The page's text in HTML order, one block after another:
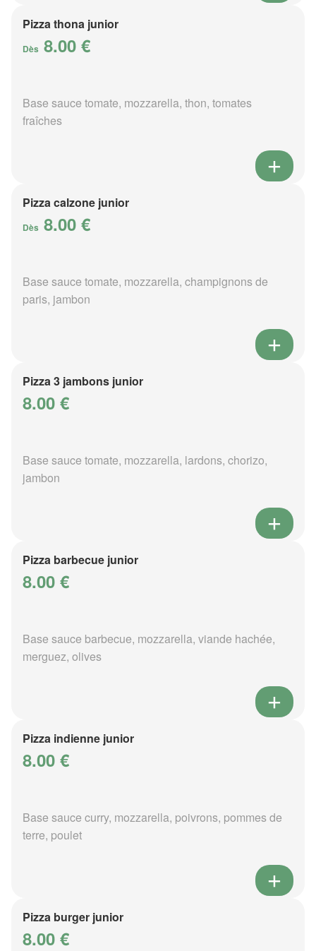
Pizza thona junior
Dès 8.00 €
Base sauce tomate, mozzarella, thon, tomates
fraîches
Pizza calzone junior
Dès 8.00 €
Base sauce tomate, mozzarella, champignons de
paris, jambon
Pizza 3 jambons junior
8.00 €
Base sauce tomate, mozzarella, lardons, chorizo,
jambon
Pizza barbecue junior
8.00 €
Base sauce barbecue, mozzarella, viande hachée,
merguez, olives
Pizza indienne junior
8.00 €
Base sauce curry, mozzarella, poivrons, pommes de
terre, poulet
Pizza burger junior
8.00 €